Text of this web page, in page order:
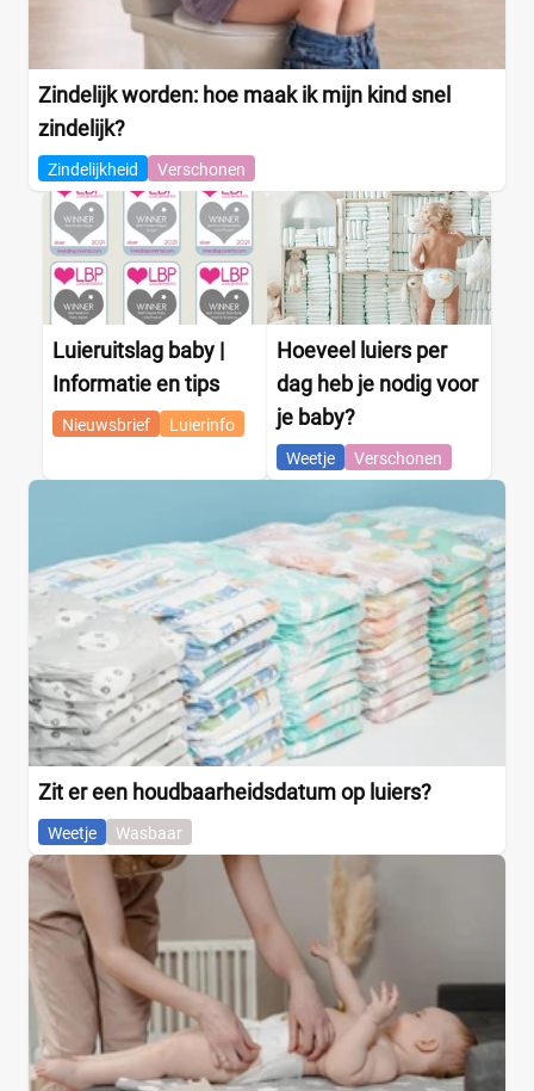
Zindelijk worden: hoe maak ik mijn kind snel
zindelijk?
Zindelijkheid Verschonen
Luieruitslag baby |
Informatie en tips
Nieuwsbrief Luierinfo
Hoeveel luiers per
dag heb je nodig voor
je baby?
Weetje Verschonen
Zit er een houdbaarheidsdatum op luiers?
Weetje Wasbaar